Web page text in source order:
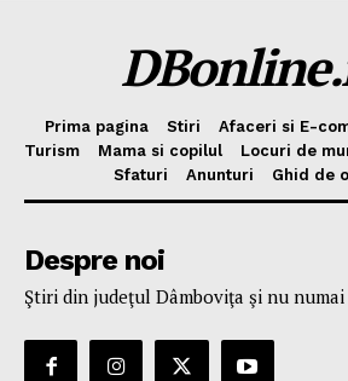
Prima pagina Stiri Afaceri si E-
Turism
Mama si copilul Locuri de
Sfaturi
Anunturi Ghid de
Despre noi
Ştiri din judeţul Dâmboviţa şi nu numai